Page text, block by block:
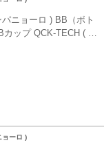
ニョーロ ) BB（ボト
カップ QCK-TECH ( ク
ーロ )